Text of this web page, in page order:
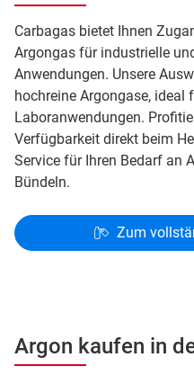
Carbagas bietet Ihnen
Argongas für industrielle
Anwendungen. Unsere
hochreine Argongase, ideal
Laboranwendungen.
Verfügbarkeit direkt beim
Service für Ihren Bedarf an
Bündeln.
Zum
Argon kaufen in